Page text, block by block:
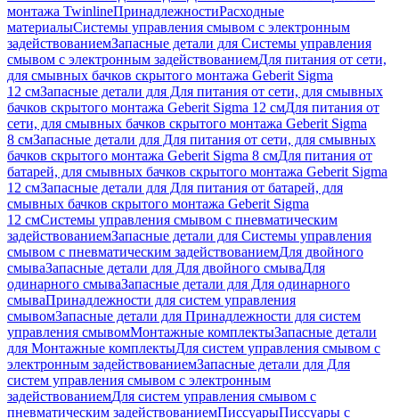
монтажа TwinlineПринадлежностиРасходные
материалыСистемы управления смывом с электронным
задействованиемЗапасные детали для Системы управления
смывом с электронным задействованиемДля питания от сети,
для смывных бачков скрытого монтажа Geberit Sigma
12 смЗапасные детали для Для питания от сети, для смывных
бачков скрытого монтажа Geberit Sigma 12 смДля питания от
сети, для смывных бачков скрытого монтажа Geberit Sigma
8 смЗапасные детали для Для питания от сети, для смывных
бачков скрытого монтажа Geberit Sigma 8 смДля питания от
батарей, для смывных бачков скрытого монтажа Geberit Sigma
12 смЗапасные детали для Для питания от батарей, для
смывных бачков скрытого монтажа Geberit Sigma
12 смСистемы управления смывом с пневматическим
задействованиемЗапасные детали для Системы управления
смывом с пневматическим задействованиемДля двойного
смываЗапасные детали для Для двойного смываДля
одинарного смываЗапасные детали для Для одинарного
смываПринадлежности для систем управления
смывомЗапасные детали для Принадлежности для систем
управления смывомМонтажные комплектыЗапасные детали
для Монтажные комплектыДля систем управления смывом с
электронным задействованиемЗапасные детали для Для
систем управления смывом с электронным
задействованиемДля систем управления смывом с
пневматическим задействованиемПиссуарыПиссуары с